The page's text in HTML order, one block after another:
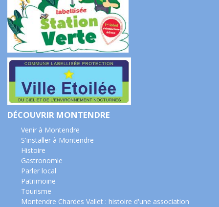
DÉCOUVRIR MONTENDRE
Venir à Montendre
S'installer à Montendre
Histoire
Gastronomie
Parler local
Patrimoine
Tourisme
Montendre Chardes Vallet : histoire d'une association